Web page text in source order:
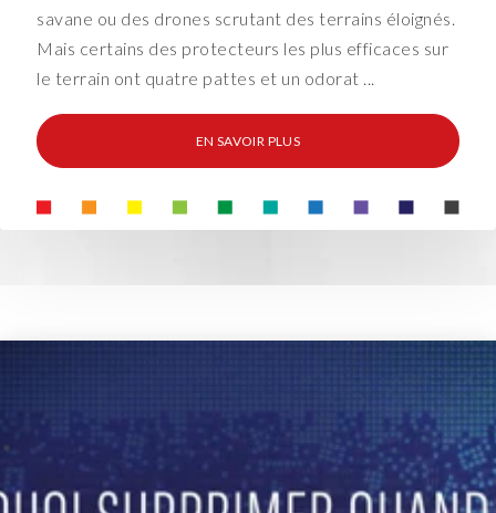
savane ou des drones scrutant des terrains éloignés.
Mais certains des protecteurs les plus efficaces sur
le terrain ont quatre pattes et un odorat ...
EN SAVOIR PLUS